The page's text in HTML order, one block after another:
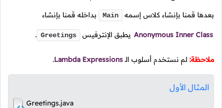
بعدها قمنا بإنشاء كلاس إسمه Main بداخله قمنا بإنشاء
Anonymous Inner Class يطبق الإنترفيس Greetings
.
ملاحظة: لم نستخدم أسلوب الـLambda Expressions
.
المثال الأول
Greetings.java